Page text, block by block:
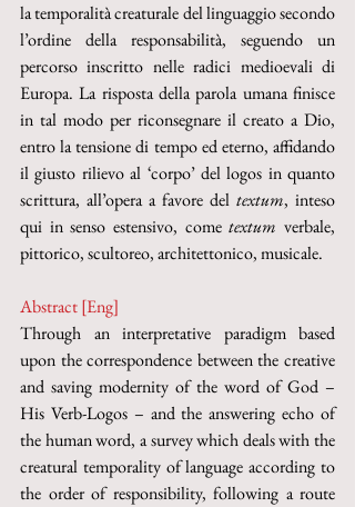
la temporalità creaturale del linguaggio secondo
l’ordine della responsabilità, seguendo un
percorso inscritto nelle radici medioevali di
Europa. La risposta della parola umana finisce
in tal modo per riconsegnare il creato a Dio,
entro la tensione di tempo ed eterno, affidando
il giusto rilievo al ‘corpo’ del logos in quanto
scrittura, all’opera a favore del textum, inteso
qui in senso estensivo, come textum verbale,
pittorico, scultoreo, architettonico, musicale.
Abstract [Eng]
Through an interpretative paradigm based
upon the correspondence between the creative
and saving modernity of the word of God –
His Verb-Logos – and the answering echo of
the human word, a survey which deals with the
creatural temporality of language according to
the order of responsibility, following a route